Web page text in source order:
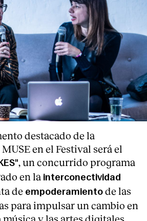
destacado de la
en el Festival será el
, un concurrido programa
en la interconectividad
de empoderamiento de las
para impulsar un cambio en